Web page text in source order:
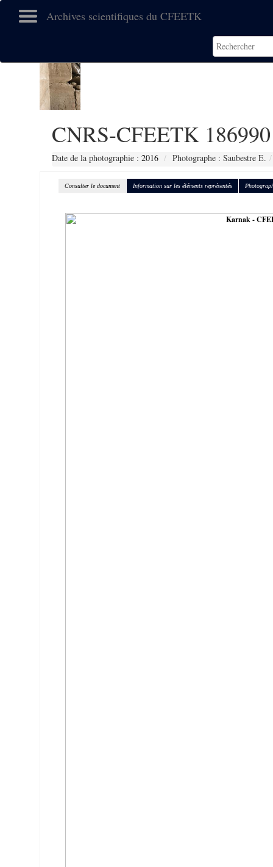
Archives scientifiques du CFEETK
CNRS-CFEETK 186990
Date de la photographie : 2016 Photographe : Saubestre E.
Consulter le document Information sur les éléments représentés